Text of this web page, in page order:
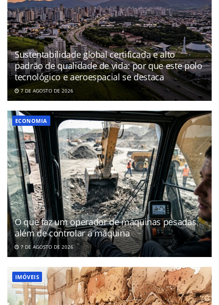
Sustentabilidade global certificada e alto
padrão de qualidade de vida: por que este polo
tecnológico e aeroespacial se destaca
7 DE AGOSTO DE 2026
ECONOMIA
O que faz um operador de máquinas pesadas
além de controlar a máquina
7 DE AGOSTO DE 2026
IMÓVEIS